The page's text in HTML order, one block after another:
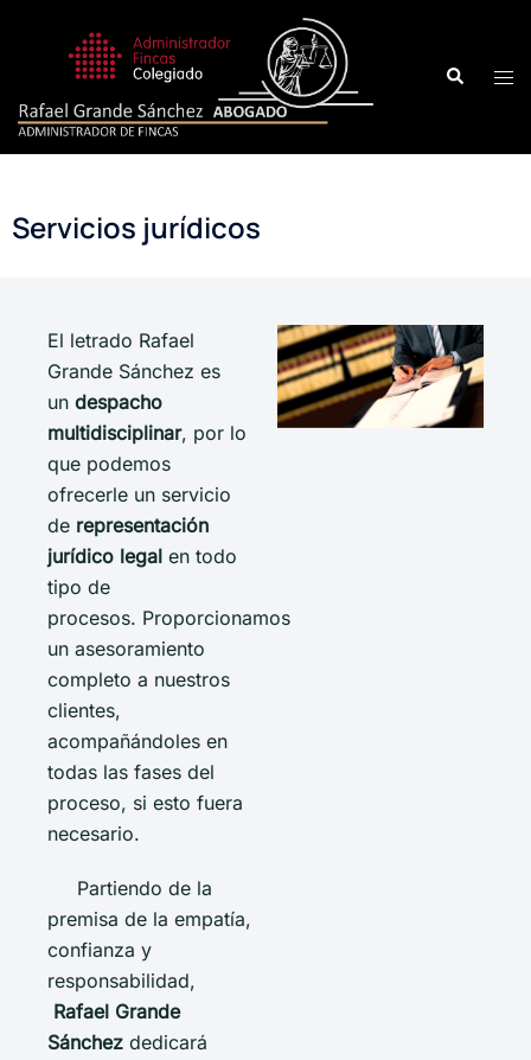
Servicios jurídicos
El letrado Rafael
Grande Sánchez es
un despacho
multidisciplinar, por lo
que podemos
ofrecerle un servicio
de representación
jurídico legal en todo
tipo de
procesos. Proporcionamos
un asesoramiento
completo a nuestros
clientes,
acompañándoles en
todas las fases del
proceso, si esto fuera
necesario.
Partiendo de la
premisa de la empatía,
confianza y
responsabilidad,
Rafael Grande
Sánchez dedicará